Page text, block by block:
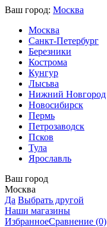
Ваш город: Москва
Москва
Санкт-Петербург
Березники
Кострома
Кунгур
Лысьва
Нижний Новгород
Новосибирск
Пермь
Петрозаводск
Псков
Тула
Ярославль
Ваш город
Москва
Да Выбрать другой
Наши магазины
ИзбранноеСравнение (0)